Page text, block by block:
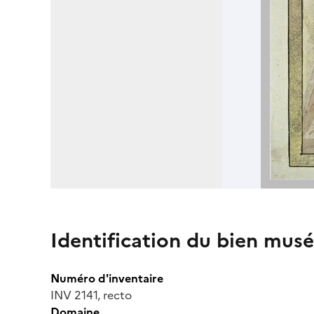
Identification du bien
Numéro d'inventaire
INV 2141, recto